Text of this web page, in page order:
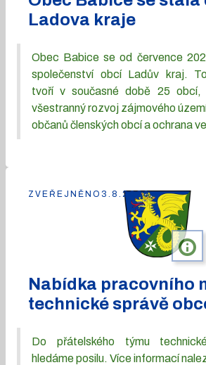
Ladova kraje
Obec Babice se od července
společenství obcí Ladův kraj.
tvoří v současné době 25
všestranný rozvoj zájmového
občanů členských obcí a ochrana
info
Nabídka pracovního
technické správě
Do přátelského týmu
hledáme posilu. Více informací
ZVEŘEJNĚNO 3.8.2026